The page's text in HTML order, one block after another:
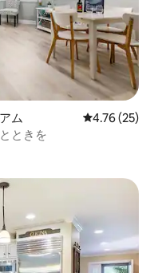
ム レビュー25
4.76 (25)
ときを